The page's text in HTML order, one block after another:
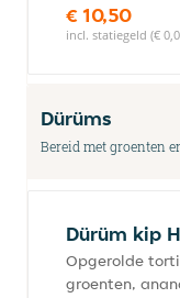
€ 10,50
incl. statiegeld (€
Dürüms
Bereid met groenten
Dürüm kip
Opgerolde
groenten,